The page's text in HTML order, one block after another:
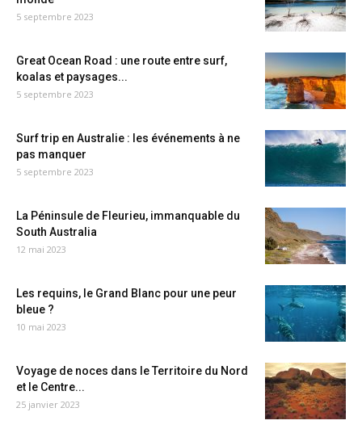
5 septembre 2023
Great Ocean Road : une route entre surf,
koalas et paysages...
5 septembre 2023
Surf trip en Australie : les événements à ne
pas manquer
5 septembre 2023
La Péninsule de Fleurieu, immanquable du
South Australia
12 mai 2023
Les requins, le Grand Blanc pour une peur
bleue ?
10 mai 2023
Voyage de noces dans le Territoire du Nord
et le Centre...
25 janvier 2023